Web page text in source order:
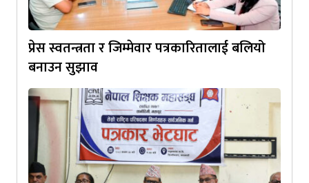
प्रेस स्वतन्त्रता र जिम्मेवार पत्रकारितालाई बलियो
बनाउन सुझाव